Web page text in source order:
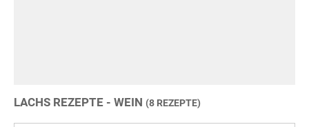
LACHS REZEPTE - WEIN (8 REZEPTE)